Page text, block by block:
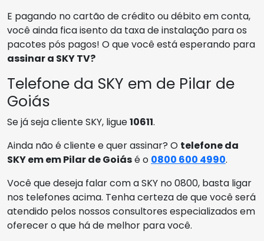
E pagando no cartão de crédito ou débito em conta,
você ainda fica isento da taxa de instalação para os
pacotes pós pagos! O que você está esperando para
assinar a SKY TV?
Telefone da SKY em de Pilar de
Goiás
Se já seja cliente SKY, ligue10611.
Ainda não é cliente e quer assinar? O telefone da
SKY em em Pilar de Goiásé o 0800 600 4990.
Você que deseja falar com a SKY no 0800, basta ligar
nos telefones acima. Tenha certeza de que você será
atendido pelos nossos consultores especializados em
oferecer o que há de melhor para você.